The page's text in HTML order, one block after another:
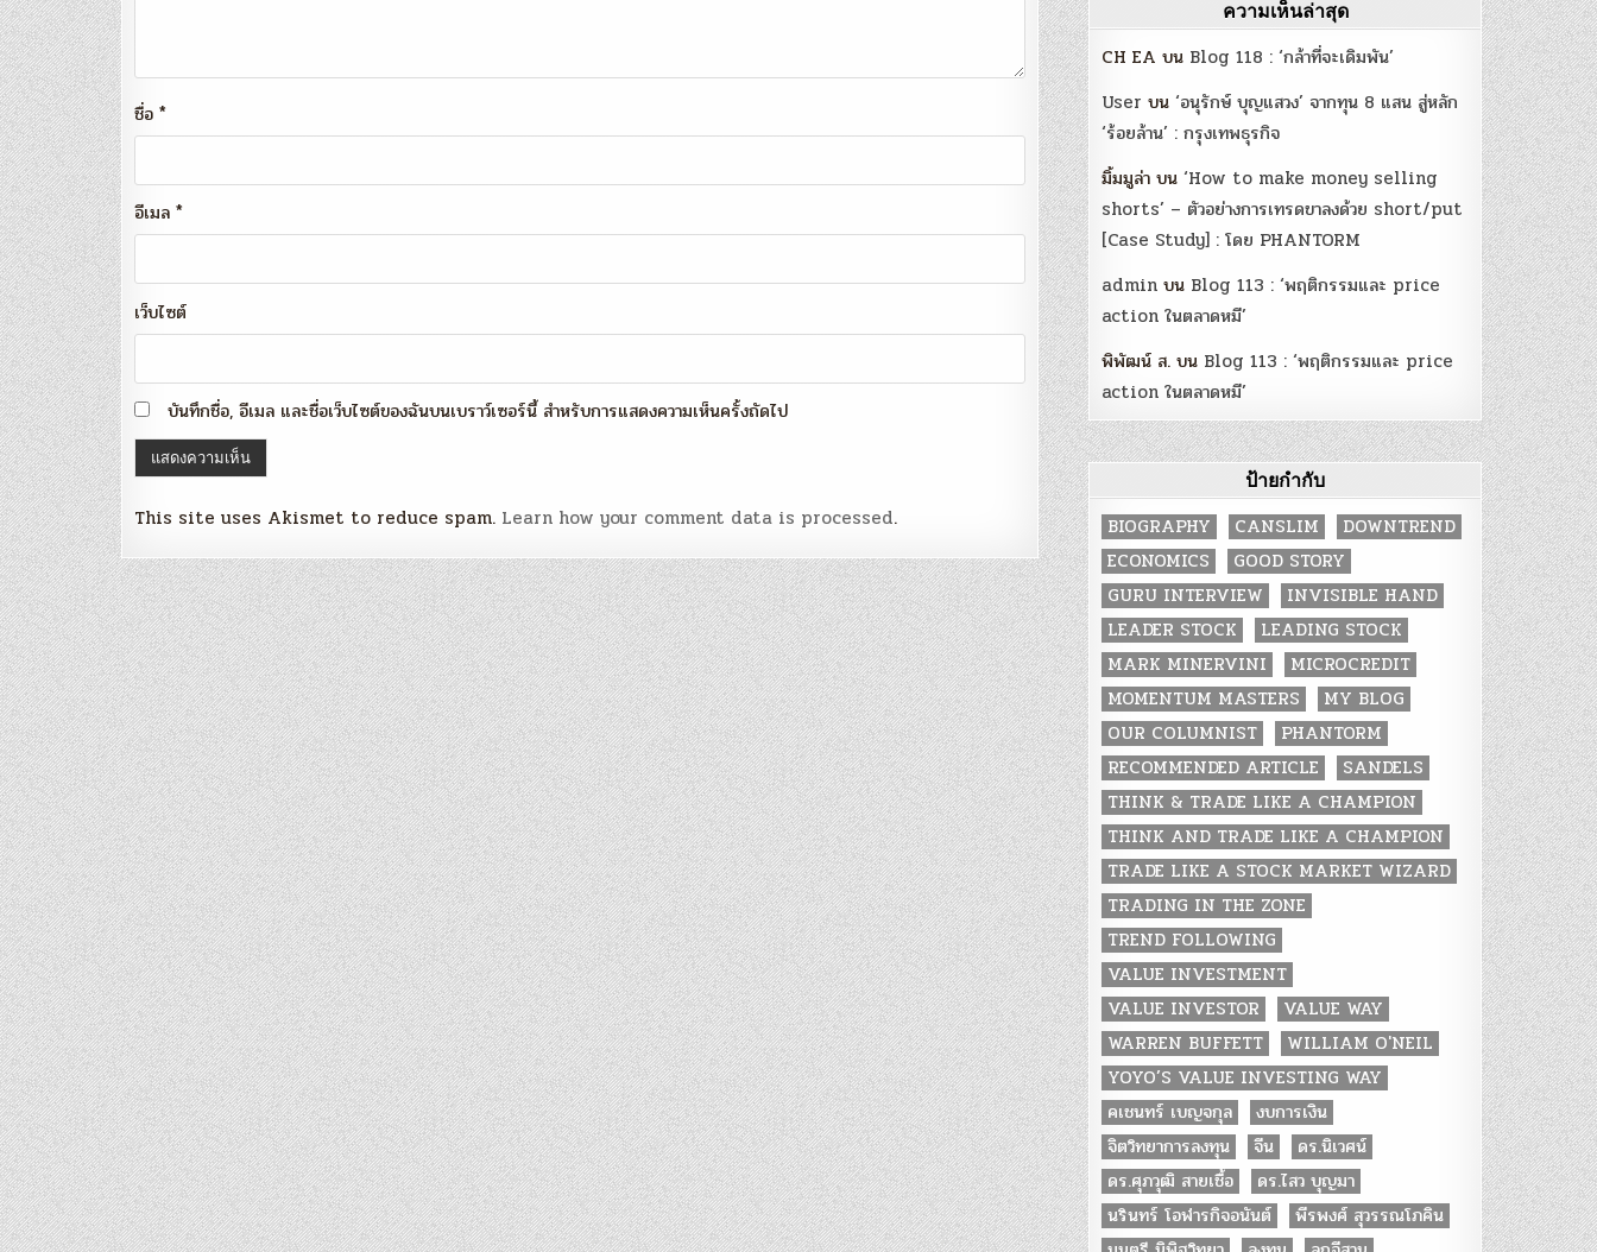
ชื่อ *
อีเมล *
เว็บไซต์
บันทึกชื่อ, อีเมล และชื่อเว็บไซต์ของฉันบนเบราว์เซอร์นี้ สำหรับการแสดงความเห็นครั้งถัดไป
This site uses Akismet to reduce spam. Learn how your comment data is processed.
ความเห็นล่าสุด
CH EA บน Blog 118 : ‘กล้าที่จะเดิมพัน’
User บน‘อนุรักษ์ บุญแสวง’ จากทุน 8 แสน สู่หลัก
‘ร้อยล้าน’ : กรุงเทพธุรกิจ
มิ้มมูล่า บน‘How to make money selling
shorts’ – ตัวอย่างการเทรดขาลงด้วย short/put
[Case Study] : โดย PHANTORM
admin บน Blog 113 : ‘พฤติกรรมและ price
action ในตลาดหมี’
พิพัฒน์ ส. บน Blog 113 : ‘พฤติกรรมและ price
action ในตลาดหมี’
ป้ายกำกับ
BIOGRAPHY CANSLIM
DOWNTREND
ECONOMICS
GOOD STORY
GURU INTERVIEW
INVISIBLE HAND
LEADER STOCK
LEADING STOCK
MARK MINERVINI
MICROCREDIT
MOMENTUM MASTERS
MY BLOG
OUR COLUMNIST
PHANTORM
RECOMMENDED ARTICLE
SANDELS
THINK & TRADE LIKE A CHAMPION
THINK AND TRADE LIKE A CHAMPION
TRADE LIKE A STOCK MARKET WIZARD
TRADING IN THE ZONE
TREND FOLLOWING
VALUE INVESTMENT
VALUE INVESTOR
VALUE WAY
WARREN BUFFETT
WILLIAM O'NEIL
YOYO’S VALUE INVESTING WAY
คเชนทร์ เบญจกุล
งบการเงิน
จิตวิทยาการลงทุน
จีน
ดร.นิเวศน์
ดร.ศุภวุฒิ สายเชื้อ
ดร.ไสว บุญมา
นรินทร์ โอฬารกิจอนันต์
พีรพงศ์ สุวรรณโภคิน